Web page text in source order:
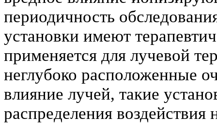
периодичность
установки имеют
применяется для лучевой
неглубоко расположенные
влияние лучей, такие
распределения воздействия